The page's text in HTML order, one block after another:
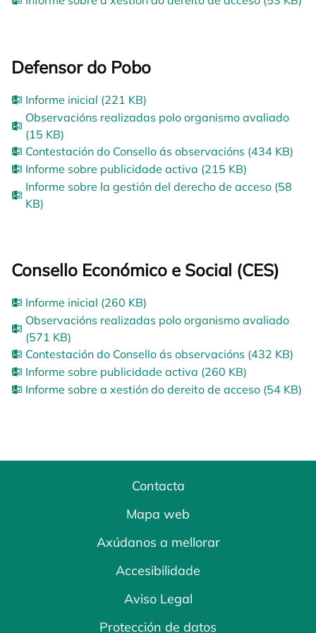
Defensor do Pobo
Informe inicial (221 KB)
Observacións realizadas polo organismo avaliado
(15 KB)
Contestación do Consello ás observacións (434 KB)
Informe sobre publicidade activa (215 KB)
Informe sobre la gestión del derecho de acceso (58
KB)
Consello Económico e Social (CES)
Informe inicial (260 KB)
Observacións realizadas polo organismo avaliado
(571 KB)
Contestación do Consello ás observacións (432 KB)
Informe sobre publicidade activa (260 KB)
Informe sobre a xestión do dereito de acceso (54 KB)
Contacta
Mapa web
Axúdanos a mellorar
Accesibilidade
Aviso Legal
Protección de datos